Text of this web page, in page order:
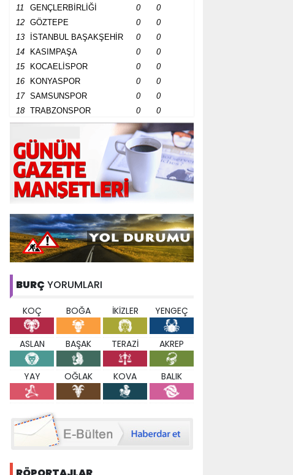
11 GENÇLERBİRLİĞİ 0
0
12
GÖZTEPE 0
0
13
İSTANBUL BAŞAKŞEHİR 0
0
14
KASIMPAŞA 0
0
15
KOCAELİSPOR 0
0
16
KONYASPOR 0
0
17
SAMSUNSPOR 0
0
18
TRABZONSPOR 0 0
BURÇ YORUMLARI
KOÇ BOĞA İKİZLER YENGEÇ
ASLAN BAŞAK TERAZİ AKREP
YAY OĞLAK KOVA BALIK